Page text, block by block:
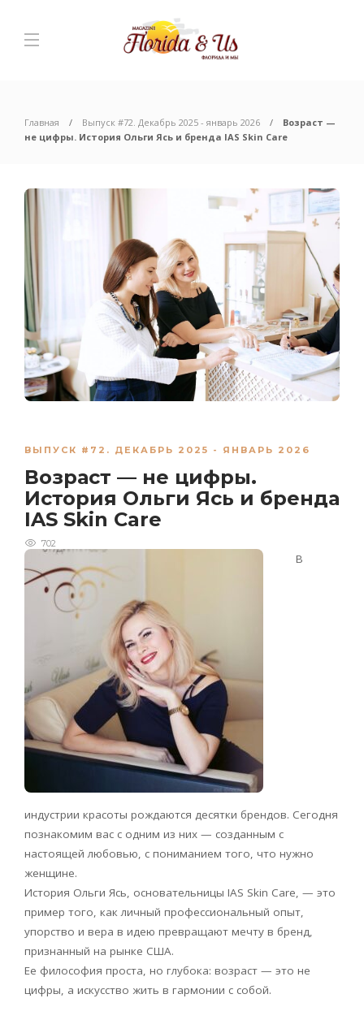
Главная Выпуск #72. Декабрь 2025 - январь 2026
Возраст —
не цифры. История Ольги Ясь и бренда IAS Skin Care
ВЫПУСК #72. ДЕКАБРЬ 2025 - ЯНВАРЬ 2026
Возраст — не цифры.
История Ольги Ясь и бренда
IAS Skin Care
702
В
индустрии красоты рождаются десятки брендов. Сегодня
познакомим вас с одним из них — созданным с
настоящей любовью, с пониманием того, что нужно
женщине.
История Ольги Ясь, основательницы IAS Skin Care, — это
пример того, как личный профессиональный опыт,
упорство и вера в идею превращают мечту в бренд,
признанный на рынке США.
Ее философия проста, но глубока: возраст — это не
цифры, а искусство жить в гармонии с собой.